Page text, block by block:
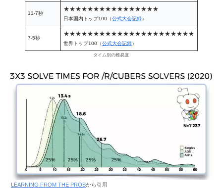
11-7秒
★★★★★★★★★★★★★★★★
日本国内トップ100（公式大会記録）
7-5秒
★★★★★★★★★★★★★★★★★★★★★★
世界トップ100（公式大会記録）
タイム別の難易度
LEARNING FROM THE PROSから引用